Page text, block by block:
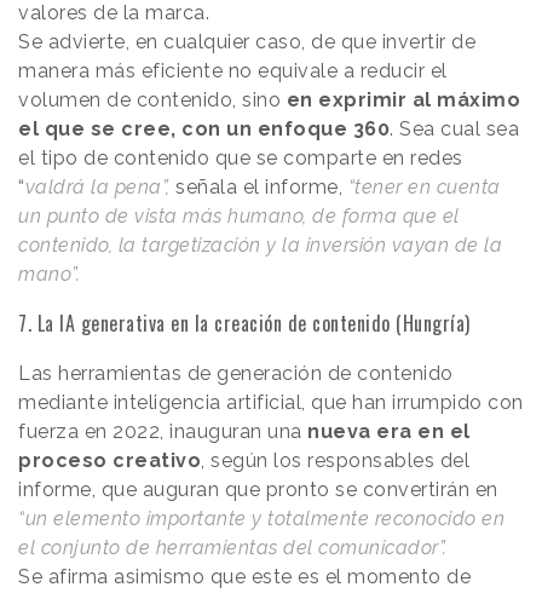
valores de la marca.
Se advierte, en cualquier caso, de que invertir de
manera más eficiente no equivale a reducir el
volumen de contenido, sino en exprimir al máximo
el que se cree, con un enfoque 360. Sea cual sea
el tipo de contenido que se comparte en redes
“valdrá la pena”, señala el informe, “tener en cuenta
un punto de vista más humano, de forma que el
contenido, la targetización y la inversión vayan de la
mano”.
7. La IA generativa en la creación de contenido (Hungría)
Las herramientas de generación de contenido
mediante inteligencia artificial, que han irrumpido con
fuerza en 2022, inauguran una nueva era en el
proceso creativo, según los responsables del
informe, que auguran que pronto se convertirán en
“un elemento importante y totalmente reconocido en
el conjunto de herramientas del comunicador”.
Se afirma asimismo que este es el momento de